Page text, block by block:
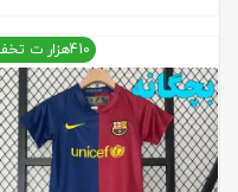
410هزار ت تخفیف